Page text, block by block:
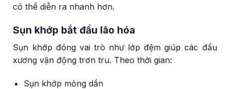
có thể diễn ra nhanh hơn.
Sụn khớp bắt đầu lão hóa
Sụn khớp đóng vai trò như lớp đệm giúp các đầu
xương vận động trơn tru. Theo thời gian:
Sụn khớp mỏng dần